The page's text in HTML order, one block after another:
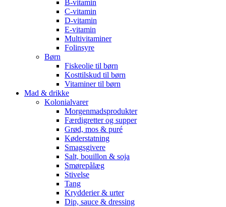
B-vitamin
C-vitamin
D-vitamin
E-vitamin
Multivitaminer
Folinsyre
Børn
Fiskeolie til børn
Kosttilskud til børn
Vitaminer til børn
Mad & drikke
Kolonialvarer
Morgenmadsprodukter
Færdigretter og supper
Grød, mos & puré
Køderstatning
Smagsgivere
Salt, bouillon & soja
Smørepålæg
Stivelse
Tang
Krydderier & urter
Dip, sauce & dressing